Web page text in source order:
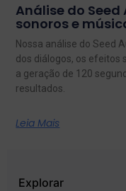
Análise do Seed
sonoros e
Nossa análise do Seed
dos diálogos, os efeitos
a geração de 120
resultados.
Leia Mais
Explorar